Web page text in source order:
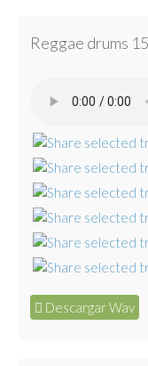
Reggae drums
Descargar Wav